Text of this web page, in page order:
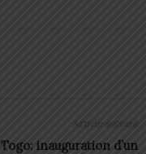
Article suivant
Togo: inauguration d’un